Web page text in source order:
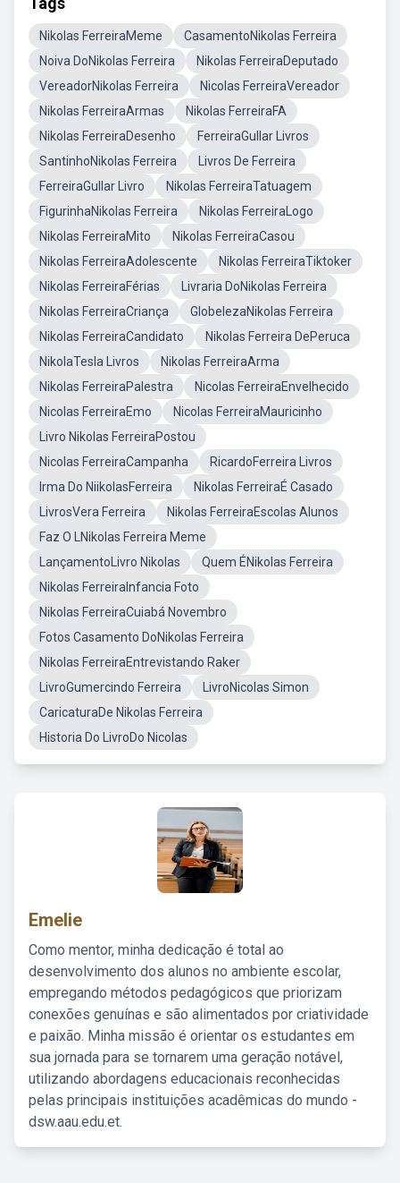
Nikolas FerreiraMeme
CasamentoNikolas Ferreira
Noiva DoNikolas Ferreira
Nikolas FerreiraDeputado
VereadorNikolas Ferreira
Nicolas FerreiraVereador
Nikolas FerreiraArmas
Nikolas FerreiraFA
Nikolas FerreiraDesenho
FerreiraGullar Livros
SantinhoNikolas Ferreira
Livros De Ferreira
FerreiraGullar Livro
Nikolas FerreiraTatuagem
FigurinhaNikolas Ferreira
Nikolas FerreiraLogo
Nikolas FerreiraMito
Nikolas FerreiraCasou
Nikolas FerreiraAdolescente
Nikolas FerreiraTiktoker
Nikolas FerreiraFérias
Livraria DoNikolas Ferreira
Nikolas FerreiraCriança
GlobelezaNikolas Ferreira
Nikolas FerreiraCandidato
Nikolas Ferreira DePeruca
NikolaTesla Livros
Nikolas FerreiraArma
Nikolas FerreiraPalestra
Nicolas FerreiraEnvelhecido
Nicolas FerreiraEmo
Nicolas FerreiraMauricinho
Livro Nikolas FerreiraPostou
Nicolas FerreiraCampanha
RicardoFerreira Livros
Irma Do NiikolasFerreira
Nikolas FerreiraÉ Casado
LivrosVera Ferreira
Nikolas FerreiraEscolas Alunos
Faz O LNikolas Ferreira Meme
LançamentoLivro Nikolas
Quem ÉNikolas Ferreira
Nikolas FerreiraInfancia Foto
Nikolas FerreiraCuiabá Novembro
Fotos Casamento DoNikolas Ferreira
Nikolas FerreiraEntrevistando Raker
LivroGumercindo Ferreira
LivroNicolas Simon
CaricaturaDe Nikolas Ferreira
Historia Do LivroDo Nicolas
Emelie
Como mentor, minha dedicação é total ao
desenvolvimento dos alunos no ambiente escolar,
empregando métodos pedagógicos que priorizam
conexões genuínas e são alimentados por criatividade
e paixão. Minha missão é orientar os estudantes em
sua jornada para se tornarem uma geração notável,
utilizando abordagens educacionais reconhecidas
pelas principais instituições acadêmicas do mundo -
dsw.aau.edu.et.